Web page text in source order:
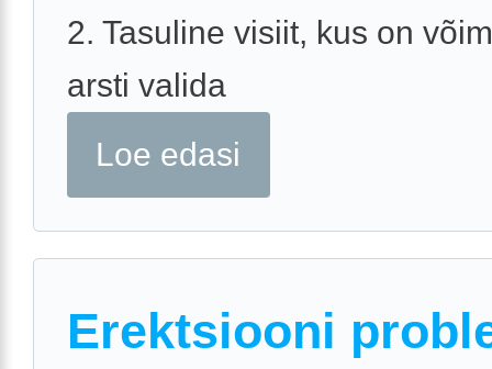
2. Tasuline visiit, kus on
arsti valida
Loe edasi
Erektsiooni